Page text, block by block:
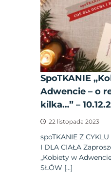
SpoTKANIE
Adwencie – o
kilka…” –
22 listopada 2023
spoTKANIE Z
I DLA CIAŁA
„Kobiety w
SŁÓW […]